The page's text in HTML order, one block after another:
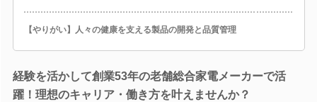
【やりがい】人々の健康を支える製品の開発と品質管理
経験を活かして創業53年の老舗総合家電メーカーで活
躍！理想のキャリア・働き方を叶えませんか？